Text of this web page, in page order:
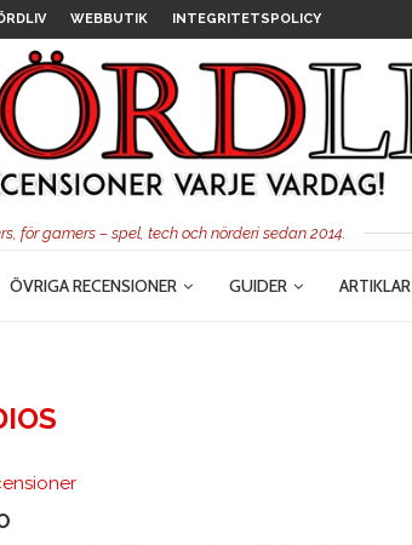
WEBBUTIK INTEGRITETSPOLICY
för gamers – spel, tech och nörderi sedan 2014.
ÖVRIGA RECENSIONER GUIDER ARTIKLAR